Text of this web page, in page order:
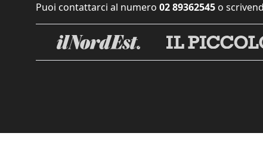
Puoi contattarci al numero 02 89362545 o